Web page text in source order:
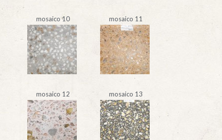
mosaico 10 mosaico 11
mosaico 12 mosaico 13